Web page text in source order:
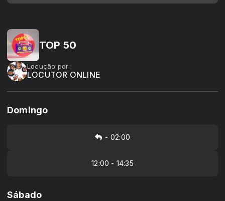
TOP 50
Locução por:
LOCUTOR ONLINE
Domingo
- 02:00
12:00 - 14:35
Sábado